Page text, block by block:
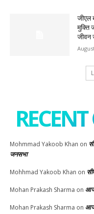
जीएल
मुक्ति
जीवन
Mohmmad Yakoob Khan on
जनसभा
Mohhmad Yakoob Khan on
Mohan Prakash Sharma on आज
Mohan Prakash Sharma on आज